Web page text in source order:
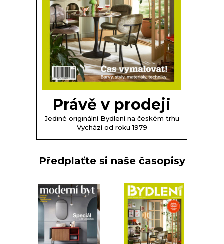
Právě v prodeji
Jediné originální Bydlení na českém trhu
Vychází od roku 1979
Předplaťte si naše časopisy